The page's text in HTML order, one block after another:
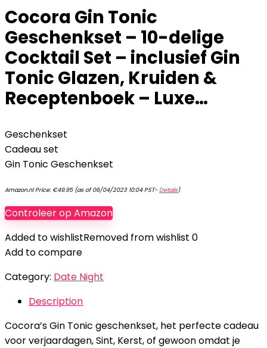
Cocora Gin Tonic
Geschenkset – 10-delige
Cocktail Set – inclusief Gin
Tonic Glazen, Kruiden &
Receptenboek – Luxe…
Geschenkset
Cadeau set
Gin Tonic Geschenkset
Amazon.nl Price: €49.95(as of 06/04/2023 10:04 PST-Details)
Controleer op Amazon
Added to wishlistRemoved from wishlist 0
Add to compare
Category: Date Night
Description
Cocora’s Gin Tonic geschenkset, het perfecte cadeau
voor verjaardagen, Sint, Kerst, of gewoon omdat je